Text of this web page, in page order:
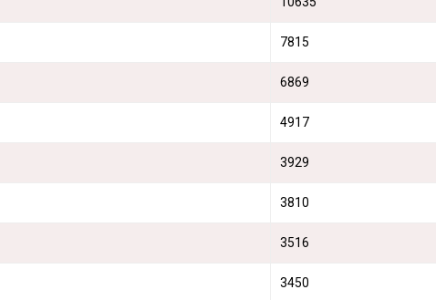
7815
6869
4917
3929
3810
3516
3450